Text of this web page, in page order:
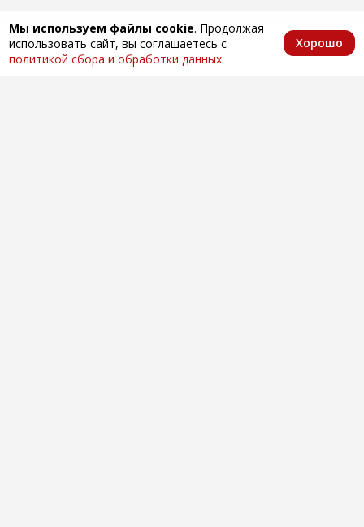
Мы используем файлы cookie. Продолжая
использовать сайт, вы соглашаетесь с
политикой сбора и обработки данных.
Хорошо
Главная КаталогИзбранноеКорзина Аккаунт